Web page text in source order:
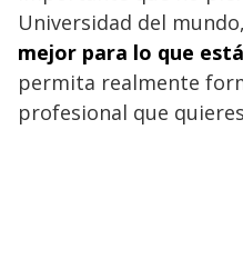
Universidad del mundo,
mejor para lo que
permita realmente
profesional que